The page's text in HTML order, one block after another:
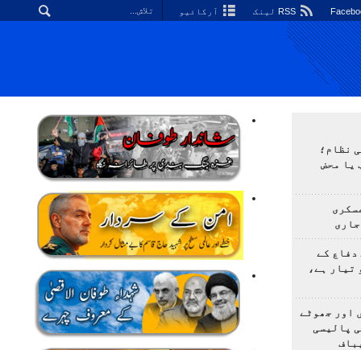
آرکائیو
نظام؛
یا محض
دفاع کے
تیار ہے،
اور جھوٹے
پالیسی